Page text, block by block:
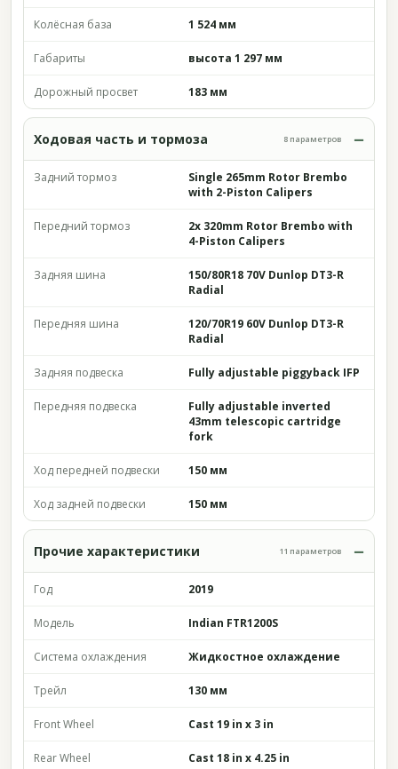
Колёсная база 1 524 мм
Габариты высота 1 297 мм
Дорожный просвет 183 мм
Ходовая часть и тормоза 8 параметров
Задний тормоз
Single 265mm Rotor Brembo
with 2-Piston Calipers
Передний тормоз
2x 320mm Rotor Brembo with
4-Piston Calipers
Задняя шина
150/80R18 70V Dunlop DT3-R
Radial
Передняя шина
120/70R19 60V Dunlop DT3-R
Radial
Задняя подвеска Fully adjustable piggyback IFP
Передняя подвеска
Fully adjustable inverted
43mm telescopic cartridge
fork
Ход передней подвески 150 мм
Ход задней подвески 150 мм
Прочие характеристики 11 параметров
Год 2019
Модель Indian FTR1200S
Система охлаждения Жидкостное охлаждение
Трейл 130 мм
Front Wheel Cast 19 in x 3 in
Rear Wheel Cast 18 in x 4.25 in